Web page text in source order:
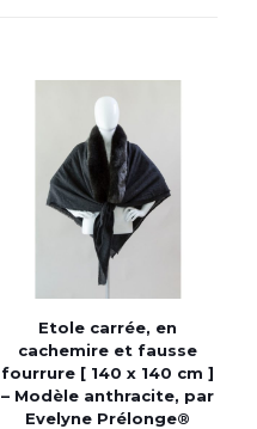
Etole carrée, en
cachemire et fausse
fourrure [ 140 x 140 cm ]
– Modèle anthracite, par
Evelyne Prélonge®